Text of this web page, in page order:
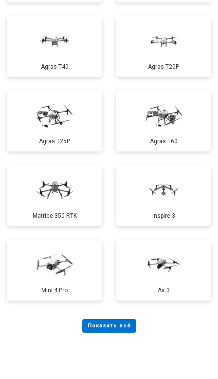
Agras T40 Agras T20P
Agras T25P Agras T60
Matrice 350 RTK Inspire 3
Mini 4 Pro Air 3